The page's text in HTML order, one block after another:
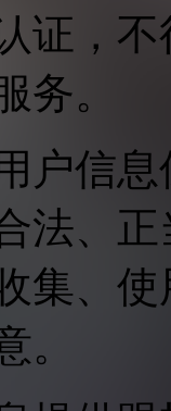
证，
务。
户信
法、
集、
。